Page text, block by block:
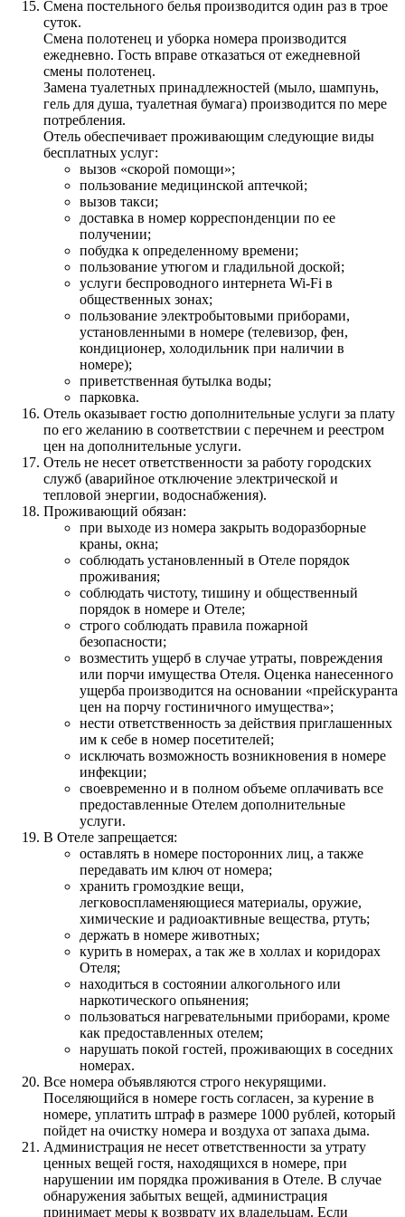
Смена постельного белья производится один раз в трое
суток.
Смена полотенец и уборка номера производится
ежедневно. Гость вправе отказаться от ежедневной
смены полотенец.
Замена туалетных принадлежностей (мыло, шампунь,
гель для душа, туалетная бумага) производится по мере
потребления.
Отель обеспечивает проживающим следующие виды
бесплатных услуг:
вызов «скорой помощи»;
пользование медицинской аптечкой;
вызов такси;
доставка в номер корреспонденции по ее
получении;
побудка к определенному времени;
пользование утюгом и гладильной доской;
услуги беспроводного интернета Wi-Fi в
общественных зонах;
пользование электробытовыми приборами,
установленными в номере (телевизор, фен,
кондиционер, холодильник при наличии в
номере);
приветственная бутылка воды;
парковка.
Отель оказывает гостю дополнительные услуги за плату
по его желанию в соответствии с перечнем и реестром
цен на дополнительные услуги.
Отель не несет ответственности за работу городских
служб (аварийное отключение электрической и
тепловой энергии, водоснабжения).
Проживающий обязан:
при выходе из номера закрыть водоразборные
краны, окна;
соблюдать установленный в Отеле порядок
проживания;
соблюдать чистоту, тишину и общественный
порядок в номере и Отеле;
строго соблюдать правила пожарной
безопасности;
возместить ущерб в случае утраты, повреждения
или порчи имущества Отеля. Оценка нанесенного
ущерба производится на основании «прейскуранта
цен на порчу гостиничного имущества»;
нести ответственность за действия приглашенных
им к себе в номер посетителей;
исключать возможность возникновения в номере
инфекции;
своевременно и в полном объеме оплачивать все
предоставленные Отелем дополнительные
услуги.
В Отеле запрещается:
оставлять в номере посторонних лиц, а также
передавать им ключ от номера;
хранить громоздкие вещи,
легковоспламеняющиеся материалы, оружие,
химические и радиоактивные вещества, ртуть;
держать в номере животных;
курить в номерах, а так же в холлах и коридорах
Отеля;
находиться в состоянии алкогольного или
наркотического опьянения;
пользоваться нагревательными приборами, кроме
как предоставленных отелем;
нарушать покой гостей, проживающих в соседних
номерах.
Все номера объявляются строго некурящими.
Поселяющийся в номере гость согласен, за курение в
номере, уплатить штраф в размере 1000 рублей, который
пойдет на очистку номера и воздуха от запаха дыма.
Администрация не несет ответственности за утрату
ценных вещей гостя, находящихся в номере, при
нарушении им порядка проживания в Отеле. В случае
обнаружения забытых вещей, администрация
принимает меры к возврату их владельцам. Если